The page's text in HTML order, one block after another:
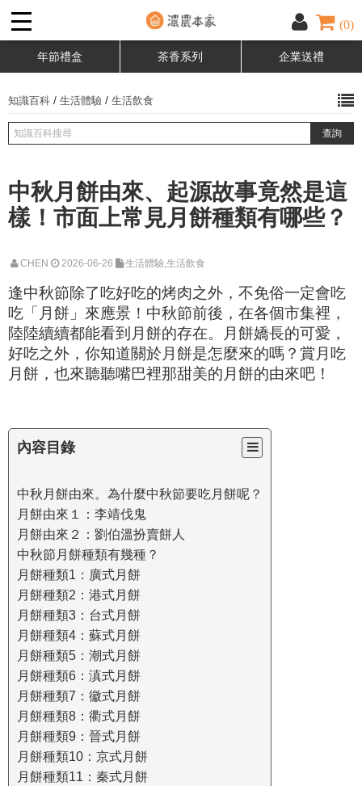
(0)
年節禮盒 茶香系列 企業送禮
知識百科 / 生活體驗 / 生活飲食
中秋月餅由來、起源故事竟然是這
樣！市面上常見月餅種類有哪些？
CHEN 2026-06-26 生活體驗,生活飲食
逢中秋節除了吃好吃的烤肉之外，不免俗一定會吃
吃「月餅」來應景！ 中秋節前後，在各個市集裡，
陸陸續續都能看到月餅的存在。
月餅嬌長的可愛，
好吃之外，你知道關於月餅是怎麼來的嗎？ 賞月吃
月餅，也來聽聽嘴巴裡那甜美的月餅的由來吧！
內容目錄
中秋月餅由來。為什麼中秋節要吃月餅呢？
月餅由來１：李靖伐鬼
月餅由來２：劉伯溫扮賣餅人
中秋節月餅種類有幾種？
月餅種類1：廣式月餅
月餅種類2：港式月餅
月餅種類3：台式月餅
月餅種類4：蘇式月餅
月餅種類5：潮式月餅
月餅種類6：滇式月餅
月餅種類7：徽式月餅
月餅種類8：衢式月餅
月餅種類9：晉式月餅
月餅種類10：京式月餅
月餅種類11：秦式月餅